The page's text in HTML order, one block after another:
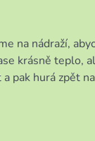
na nádraží,
krásně teplo,
pak hurá zpět